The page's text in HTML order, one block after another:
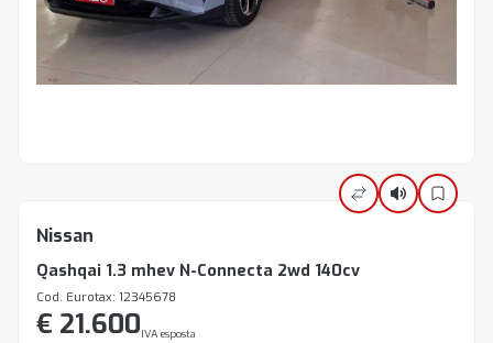
Nissan
Qashqai 1.3 mhev N-Connecta 2wd 140cv
Cod. Eurotax: 12345678
€ 21.600IVA esposta